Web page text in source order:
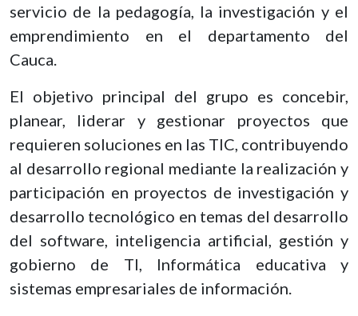
servicio de la pedagogía, la investigación y el
emprendimiento en el departamento del
Cauca.
El objetivo principal del grupo es concebir,
planear, liderar y gestionar proyectos que
requieren soluciones en las TIC, contribuyendo
al desarrollo regional mediante la realización y
participación en proyectos de investigación y
desarrollo tecnológico en temas del desarrollo
del software, inteligencia artificial, gestión y
gobierno de TI, Informática educativa y
sistemas empresariales de información.